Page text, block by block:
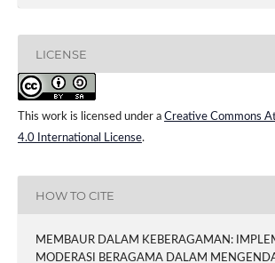
LICENSE
This work is licensed under a Creative Commons
4.0 International License.
HOW TO CITE
MEMBAUR DALAM KEBERAGAMAN:
MODERASI BERAGAMA DALAM